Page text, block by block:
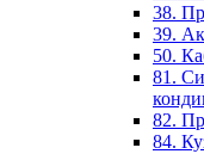
38.
39.
50.
81.
82.
84.